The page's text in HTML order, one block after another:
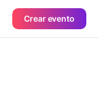
Crear evento